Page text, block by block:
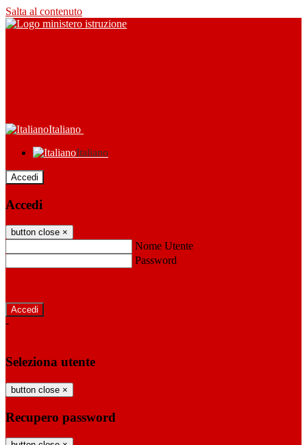
Salta al contenuto
Italiano
Italiano
Accedi
Accedi
button close ×
Nome Utente
Password
-
Seleziona utente
button close ×
Recupero password